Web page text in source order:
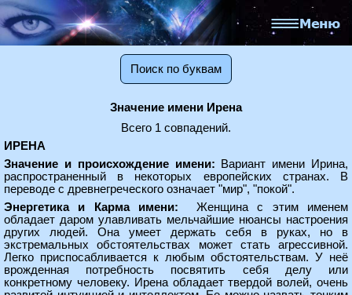
Поиск по буквам
Значение имени Ирена
Всего 1 совпадений.
ИРЕНА
Значение и происхождение имени:
Вариант имени Ирина,
распространенный в некоторых европейских странах. В
переводе с древнегреческого означает "мир", "покой".
Энергетика и Карма имени:
Женщина с этим именем
обладает даром улавливать мельчайшие нюансы настроения
других людей. Она умеет держать себя в руках, но в
экстремальных обстоятельствах может стать агрессивной.
Легко приспосабливается к любым обстоятельствам. У неё
врожденная потребность посвятить себя делу или
конкретному человеку. Ирена обладает твердой волей, очень